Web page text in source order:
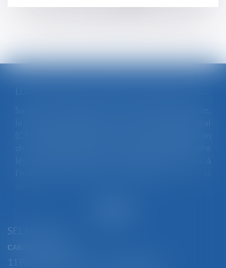
Saisi par la Présidente de l'Assemblée nationale,
le Conseil économique, social et environnemental
(CESE) a adopté ce jour son avis sur la proposition
de loi visant à lutter de manière intégrale contre
les violences sexistes et sexuelles commises à
l'encontre des femmes et des enfants...
SELARL BGBJ
CABINET PRINCIPAL
11 Place Edmond Henry - 88000 ÉPINAL